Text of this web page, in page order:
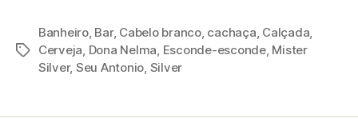
Tags
Banheiro, Bar, Cabelo branco, cachaça, Calçada,
Cerveja, Dona Nelma, Esconde-esconde, Mister
Silver, Seu Antonio, Silver